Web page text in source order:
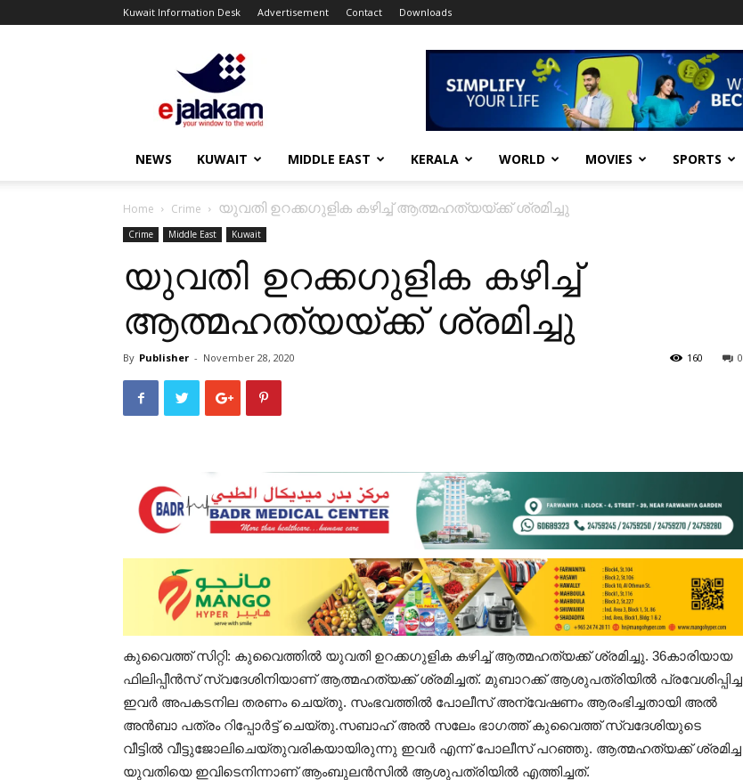
Kuwait Information Desk Advertisement Contact Downloads
ejalakam
NEWS KUWAIT MIDDLE EAST KERALA WORLD MOVIES SPORTS
Home Crime യുവതി ഉറക്കഗുളിക കഴിച്ച് ആത്മഹത്യയ്ക്ക് ശ്രമിച്ചു
Crime Middle East Kuwait
യുവതി ഉറക്കഗുളിക കഴിച്ച്
ആത്മഹത്യയ്ക്ക് ശ്രമിച്ചു
By Publisher - November 28, 2020 0
160
കുവൈത്ത് സിറ്റി: കുവൈത്തിൽ യുവതി ഉറക്കഗുളിക കഴിച്ച് ആത്മഹത്യക്ക് ശ്രമിച്ചു. 36കാരിയായ
ഫിലിപ്പീൻസ് സ്വദേശിനിയാണ് ആത്മഹത്യക്ക് ശ്രമിച്ചത്. മുബാറക്ക് ആശുപത്രിയിൽ പ്രവേശിപ്പിച്ച
ഇവർ അപകടനില തരണം ചെയ്തു. സംഭവത്തിൽ പോലീസ് അന്വേഷണം ആരംഭിച്ചതായി അൽ
അൻബാ പത്രം റിപ്പോർട്ട് ചെയ്തു.സബാഹ് അൽ സലേം ഭാഗത്ത് കുവൈത്ത് സ്വദേശിയുടെ
വീട്ടിൽ വീട്ടുജോലിചെയ്തുവരികയായിരുന്നു ഇവർ എന്ന് പോലീസ് പറഞ്ഞു. ആത്മഹത്യക്ക് ശ്രമിച്ച
യുവതിയെ ഇവിടെനിന്നാണ് ആംബുലൻസിൽ ആശുപത്രിയിൽ എത്തിച്ചത്.